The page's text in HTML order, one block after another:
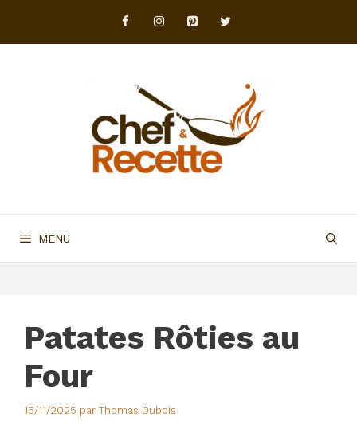
contenu
MENU
Patates Rôties au
Four
15/11/2025 par Thomas Dubois